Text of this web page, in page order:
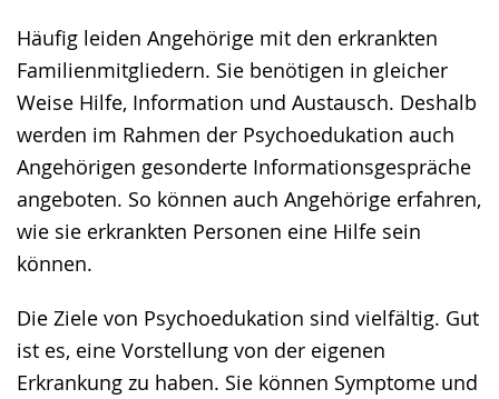
Häufig leiden Angehörige mit den erkrankten
Familienmitgliedern. Sie benötigen in gleicher
Weise Hilfe, Information und Austausch. Deshalb
werden im Rahmen der Psychoedukation auch
Angehörigen gesonderte Informationsgespräche
angeboten. So können auch Angehörige erfahren,
wie sie erkrankten Personen eine Hilfe sein
können.
Die Ziele von Psychoedukation sind vielfältig. Gut
ist es, eine Vorstellung von der eigenen
Erkrankung zu haben. Sie können Symptome und